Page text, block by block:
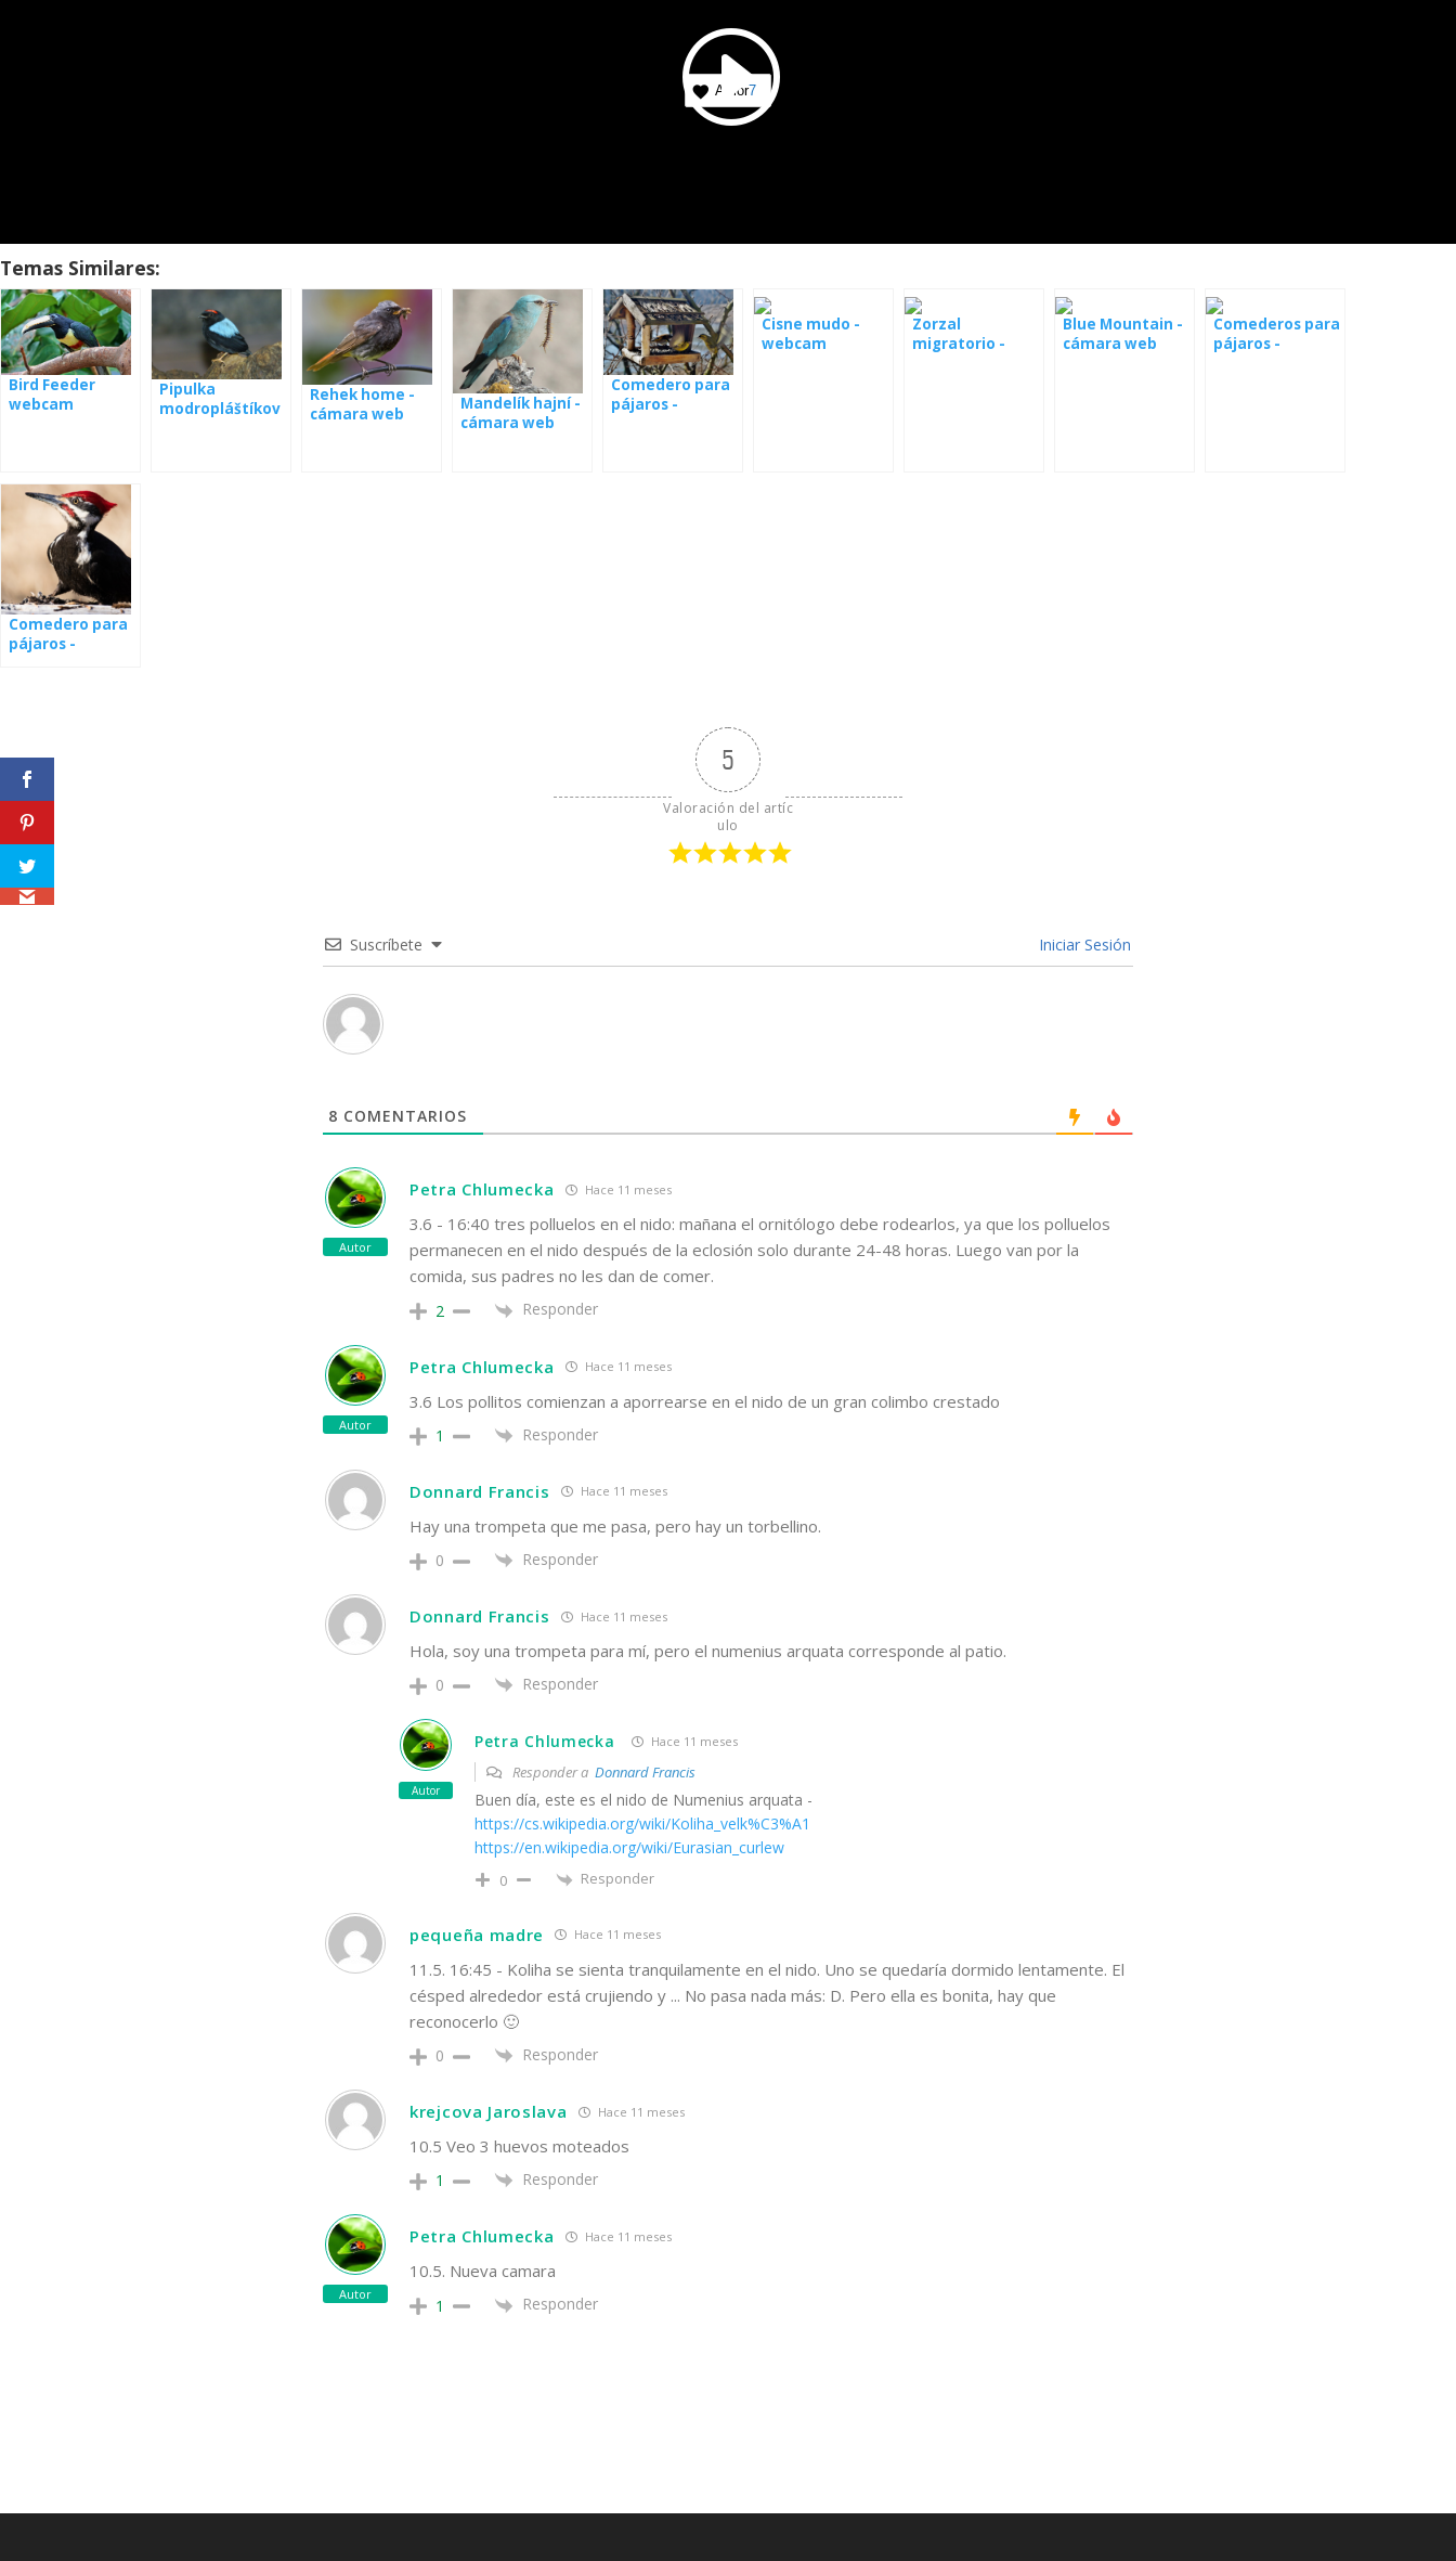
Amor7
Temas Similares:
Bird Feeder
webcam
Pipulka
modropláštíkov
Rehek home -
cámara web
Mandelík hajní -
cámara web
Comedero para
pájaros -
Cisne mudo -
webcam
Zorzal
migratorio -
Blue Mountain -
cámara web
Comederos para
pájaros -
Comedero para
pájaros -
5
Valoración del artíc
ulo
Suscríbete Iniciar Sesión
8 COMENTARIOS
Autor
Petra Chlumecka Hace 11 meses
3.6 - 16:40 tres polluelos en el nido: mañana el ornitólogo debe rodearlos, ya que los polluelos
permanecen en el nido después de la eclosión solo durante 24-48 horas. Luego van por la
comida, sus padres no les dan de comer.
2 Responder
Autor
Petra Chlumecka Hace 11 meses
3.6 Los pollitos comienzan a aporrearse en el nido de un gran colimbo crestado
1 Responder
Donnard Francis Hace 11 meses
Hay una trompeta que me pasa, pero hay un torbellino.
0 Responder
Donnard Francis Hace 11 meses
Hola, soy una trompeta para mí, pero el numenius arquata corresponde al patio.
0 Responder
Autor
Petra Chlumecka Hace 11 meses
Responder a Donnard Francis
Buen día, este es el nido de Numenius arquata -
https://cs.wikipedia.org/wiki/Koliha_velk%C3%A1
https://en.wikipedia.org/wiki/Eurasian_curlew
0 Responder
pequeña madre Hace 11 meses
11.5. 16:45 - Koliha se sienta tranquilamente en el nido. Uno se quedaría dormido lentamente. El
césped alrededor está crujiendo y ... No pasa nada más: D. Pero ella es bonita, hay que
reconocerlo 🙂
0 Responder
krejcova Jaroslava Hace 11 meses
10.5 Veo 3 huevos moteados
1 Responder
Autor
Petra Chlumecka Hace 11 meses
10.5. Nueva camara
1 Responder